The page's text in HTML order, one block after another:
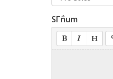
SΓ΅num